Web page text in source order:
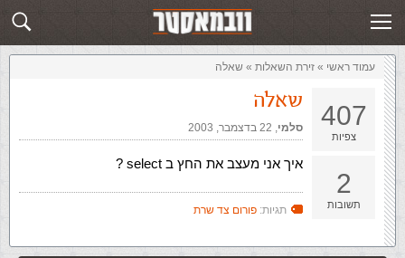
שלח תשובה זירת השאלות
עמוד ראשי » ‏זירת השאלות‏ » שאלה
407
צפיות
2
תשובות
שאלה
סלמי,‏ 22 בדצמבר, 2003
איך אני מעצב את החץ ב select ?
תגיות: פורום צד שרת